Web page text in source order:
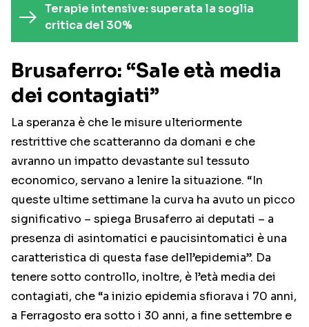
Terapie intensive: superata la soglia
critica del 30%
Brusaferro: “Sale età media
dei contagiati”
La speranza è che le misure ulteriormente
restrittive che scatteranno da domani e che
avranno un impatto devastante sul tessuto
economico, servano a lenire la situazione. “In
queste ultime settimane la curva ha avuto un picco
significativo – spiega Brusaferro ai deputati – a
presenza di asintomatici e paucisintomatici è una
caratteristica di questa fase dell’epidemia”. Da
tenere sotto controllo, inoltre, è l’età media dei
contagiati, che “a inizio epidemia sfiorava i 70 anni,
a Ferragosto era sotto i 30 anni, a fine settembre e